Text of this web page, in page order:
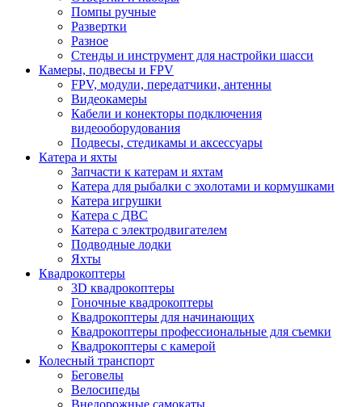
Помпы ручные
Развертки
Разное
Стенды и инструмент для настройки шасси
Камеры, подвесы и FPV
FPV, модули, передатчики, антенны
Видеокамеры
Кабели и конекторы подключения
видеооборудования
Подвесы, стедикамы и аксессуары
Катера и яхты
Запчасти к катерам и яхтам
Катера для рыбалки с эхолотами и кормушками
Катера игрушки
Катера с ДВС
Катера с электродвигателем
Подводные лодки
Яхты
Квадрокоптеры
3D квадрокоптеры
Гоночные квадрокоптеры
Квадрокоптеры для начинающих
Квадрокоптеры профессиональные для съемки
Квадрокоптеры с камерой
Колесный транспорт
Беговелы
Велосипеды
Внедорожные самокаты